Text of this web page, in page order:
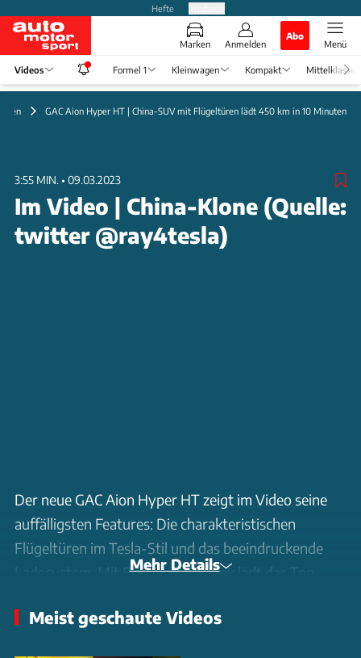
Hefte
Marken Anmelden
Abo
Menü
Videos Formel 1 Kleinwagen Kompakt Mittelklasse
GAC Aion Hyper HT | China-SUV mit Flügeltüren lädt 450 km in 10 Minuten
3:55 MIN. • 09.03.2023
Im Video | China-Klone (Quelle:
twitter @ray4tesla)
Der neue GAC Aion Hyper HT zeigt im Video seine
auffälligsten Features: Die charakteristischen
Flügeltüren im Tesla-Stil und das beeindruckende
Ladesystem. Mit 800-Volt-Technik lädt das Top-
nach. Das 4,94 Meter lange Luxus-SUV ist in
Mehr Details
Meist geschaute Videos